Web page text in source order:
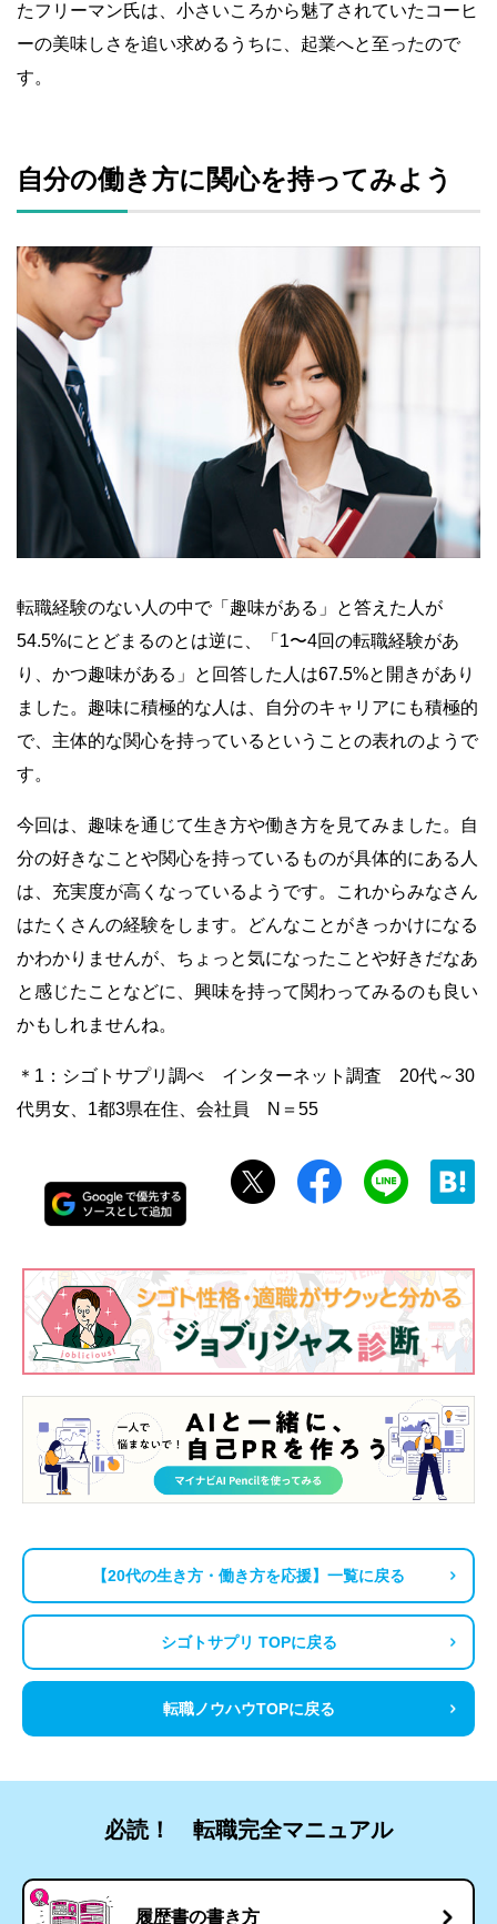
たフリーマン氏は、小さいころから魅了されていたコーヒ
ーの美味しさを追い求めるうちに、起業へと至ったので
す。
自分の働き方に関心を持ってみよう
転職経験のない人の中で「趣味がある」と答えた人が
54.5%にとどまるのとは逆に、「1〜4回の転職経験があ
り、かつ趣味がある」と回答した人は67.5%と開きがあり
ました。趣味に積極的な人は、自分のキャリアにも積極的
で、主体的な関心を持っているということの表れのようで
す。
今回は、趣味を通じて生き方や働き方を見てみました。自
分の好きなことや関心を持っているものが具体的にある人
は、充実度が高くなっているようです。これからみなさん
はたくさんの経験をします。どんなことがきっかけになる
かわかりませんが、ちょっと気になったことや好きだなあ
と感じたことなどに、興味を持って関わってみるのも良い
かもしれませんね。
＊1：シゴトサプリ調べ インターネット調査 20代～30
代男女、1都3県在住、会社員 N＝55
【20代の生き方・働き方を応援】一覧に戻る
シゴトサプリ TOPに戻る
転職ノウハウTOPに戻る
必読！ 転職完全マニュアル
履歴書の書き方